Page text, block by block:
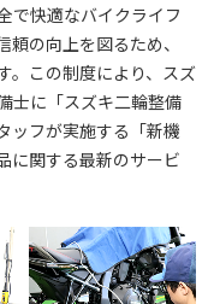
で快適なバイクライフ
の向上を図るため、
。この制度により、スズ
士に「スズキ二輪整備
ッフが実施する「新機
に関する最新のサービ